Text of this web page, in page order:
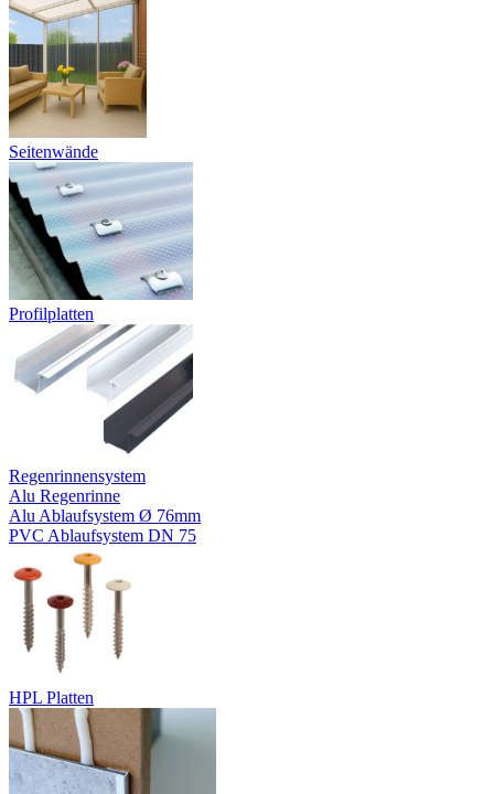
Seitenwände
Profilplatten
Regenrinnensystem
Alu Regenrinne
Alu Ablaufsystem Ø 76mm
PVC Ablaufsystem DN 75
HPL Platten